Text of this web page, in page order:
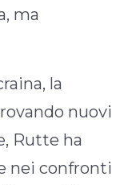
ma
la
nuovi
Rutte ha
nei confronti